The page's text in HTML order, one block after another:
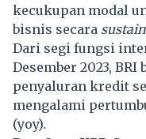
kecukupan modal
bisnis secara sustain
Dari segi fungsi
Desember 2023,
penyaluran kredit
mengalami
(yoy).